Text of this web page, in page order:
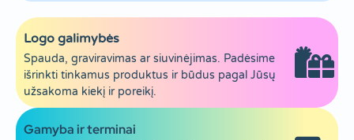
Logo galimybės
Spauda, graviravimas ar siuvinėjimas. Padėsime
išrinkti tinkamus produktus ir būdus pagal Jūsų
užsakoma kiekį ir poreikį.
Gamyba ir terminai